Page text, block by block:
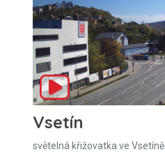
Vsetín
světelná křižovatka ve Vsetíně